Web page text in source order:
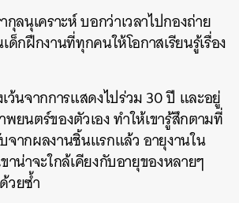
กุลนุเคราะห์ บอกว่าเวลาไปกองถ่าย
ด็กฝึกงานที่ทุกคนให้โอกาสเรียนรู้เรื่อง
เว้นจากการแสดงไปร่วม 30 ปี และอยู่
ยนตร์ของตัวเอง ทำให้เขารู้สึกตามที่
ากผลงานชิ้นแรกแล้ว อายุงานใน
าน่าจะใกล้เคียงกับอายุของหลายๆ
วยซ้ำ